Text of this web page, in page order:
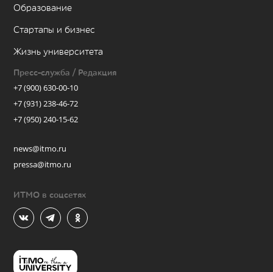
Образование
Стартапы и бизнес
Жизнь университета
Пресс-служба / Редакция
+7 (900) 630-00-10
+7 (931) 238-46-72
+7 (950) 240-15-62
news@itmo.ru
pressa@itmo.ru
ИТМО в соцсетях